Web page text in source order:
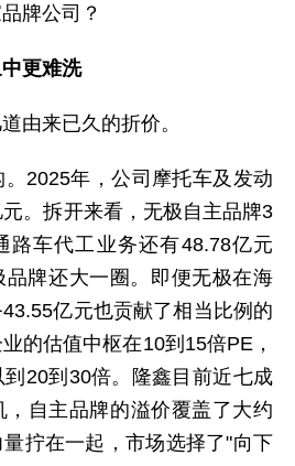
牌公司？
更难洗
由来已久的折价。
2025年，公司摩托车及发动
。拆开来看，无极自主品牌3
路车代工业务还有48.78亿元
牌还大一圈。即便无极在海
亿元也贡献了相当比例的
的估值中枢在10到15倍PE，
20到30倍。隆鑫目前近七成
自主品牌的溢价覆盖了大约
拧在一起，市场选择了"向下